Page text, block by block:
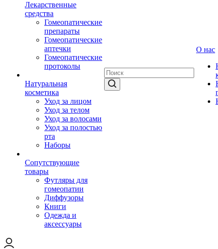
Лекарственные
средства
Гомеопатические
препараты
Гомеопатические
аптечки
Гомеопатические
протоколы
Натуральная
косметика
Уход за лицом
Уход за телом
Уход за волосами
Уход за полостью
рта
Наборы
Сопутствующие
товары
Футляры для
гомеопатии
Диффузоры
Книги
Одежда и
аксессуары
О нас